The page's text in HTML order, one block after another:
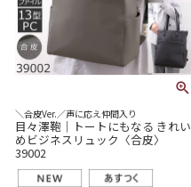
＼合皮Ver.／声に応え仲間入り
目々澤鞄｜トートにもなる きれい
めビジネスリュック〈合皮〉
39002